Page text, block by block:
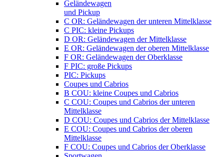
Geländewagen
und Pickup
C OR: Geländewagen der unteren Mittelklasse
C PIC: kleine Pickups
D OR: Geländewagen der Mittelklasse
E OR: Geländewagen der oberen Mittelklasse
F OR: Geländewagen der Oberklasse
F PIC: große Pickups
PIC: Pickups
Coupes und Cabrios
B COU: kleine Coupes und Cabrios
C COU: Coupes und Cabrios der unteren
Mittelklasse
D COU: Coupes und Cabrios der Mittelklasse
E COU: Coupes und Cabrios der oberen
Mittelklasse
F COU: Coupes und Cabrios der Oberklasse